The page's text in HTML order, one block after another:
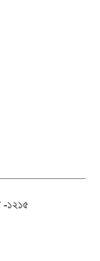
-১২১৫